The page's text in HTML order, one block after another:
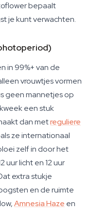
bepaalt
je kunt verwachten.
in 99%+ van de
vrouwtjes vormen
geen mannetjes op
een stuk
dan metreguliere
ze internationaal
zelf in door het
uur licht en 12 uur
extra stukje
en de ruimte
Amnesia Haze en